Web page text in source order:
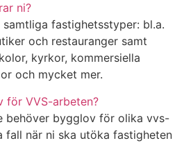
ni?
fastighetsstyper: bl.a.
och restauranger samt
kyrkor, kommersiella
och mycket mer.
för VVS-arbeten?
behöver bygglov för olika vvs-
fall när ni ska utöka fastigheten